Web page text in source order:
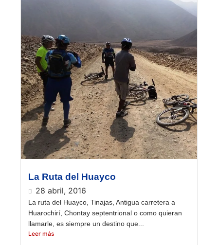
La Ruta del Huayco
28 abril, 2016
La ruta del Huayco, Tinajas, Antigua carretera a
Huarochirí, Chontay septentrional o como quieran
llamarle, es siempre un destino que...
Leer más